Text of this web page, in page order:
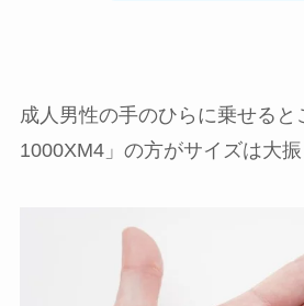
成人男性の手のひらに乗せる
1000XM4」の方がサイズは大振